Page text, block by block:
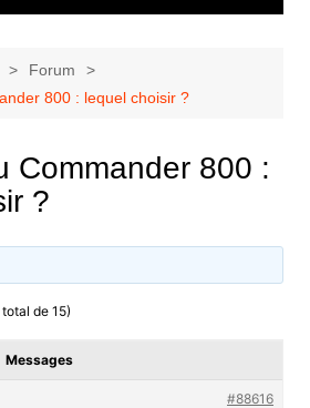
Forum
800 : lequel choisir ?
Commander 800 :
?
de 15)
Messages
#88616